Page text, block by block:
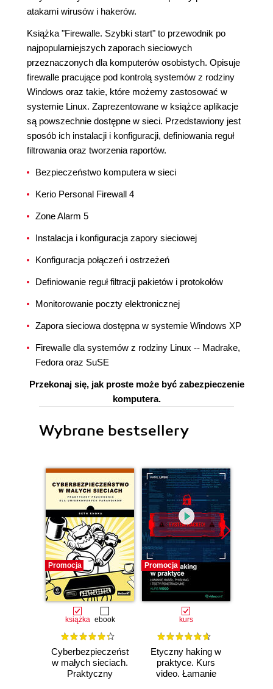
atakami wirusów i hakerów.
Książka "Firewalle. Szybki start" to przewodnik po
najpopularniejszych zaporach sieciowych
przeznaczonych dla komputerów osobistych. Opisuje
firewalle pracujące pod kontrolą systemów z rodziny
Windows oraz takie, które możemy zastosować w
systemie Linux. Zaprezentowane w książce aplikacje
są powszechnie dostępne w sieci. Przedstawiony jest
sposób ich instalacji i konfiguracji, definiowania reguł
filtrowania oraz tworzenia raportów.
Bezpieczeństwo komputera w sieci
Kerio Personal Firewall 4
Zone Alarm 5
Instalacja i konfiguracja zapory sieciowej
Konfiguracja połączeń i ostrzeżeń
Definiowanie reguł filtracji pakietów i protokołów
Monitorowanie poczty elektronicznej
Zapora sieciowa dostępna w systemie Windows XP
Firewalle dla systemów z rodziny Linux -- Madrake,
Fedora oraz SuSE
Przekonaj się, jak proste może być zabezpieczenie
komputera.
Wybrane bestsellery
Promocja
książka ebook
Cyberbezpieczeństwo
w małych sieciach.
Praktyczny
Promocja
kurs
Etyczny haking w
praktyce. Kurs
video. Łamanie